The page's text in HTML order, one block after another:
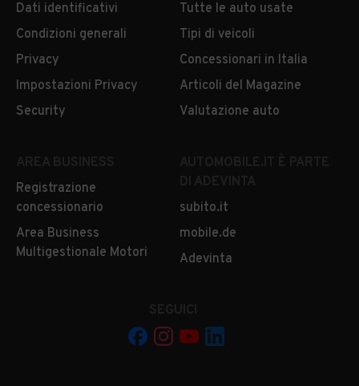
Dati identificativi
Condizioni generali
Privacy
Impostazioni Privacy
Security
Tutte le auto usate
Tipi di veicoli
Concessionari in Italia
Articoli del Magazine
Valutazione auto
Registrazione
concessionario
Area Business
Multigestionale Motori
subito.it
mobile.de
Adevinta